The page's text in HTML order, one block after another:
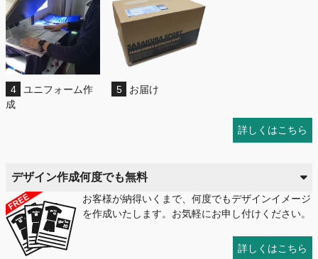
4
ユニフォーム作
成
5 お届け
詳しくはこちら
デザイン作成何度でも無料
お客様が納得いくまで、何度でもデザインイメージ
を作成いたします。お気軽にお申し付けください。
詳しくはこちら